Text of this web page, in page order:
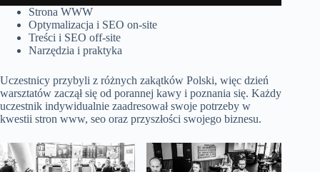
Strona WWW
Optymalizacja i SEO on-site
Treści i SEO off-site
Narzędzia i praktyka
Uczestnicy przybyli z różnych zakątków Polski, więc dzień
warsztatów zaczął się od porannej kawy i poznania się. Każdy
uczestnik indywidualnie zaadresował swoje potrzeby w
kwestii stron www, seo oraz przyszłości swojego biznesu.